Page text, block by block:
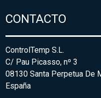
CONTACTO
ControlTemp S.L.
C/ Pau Picasso, nº 3
08130 Santa Perpetua De
España